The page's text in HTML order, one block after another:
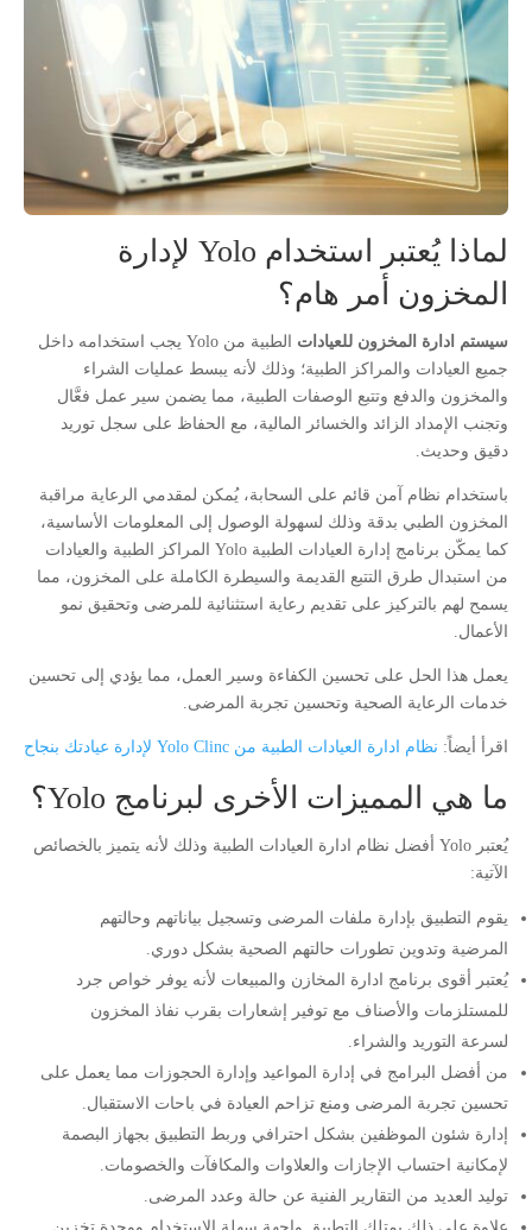
لماذا يُعتبر استخدام Yolo لإدارة
المخزون أمر هام؟
سيستم ادارة المخزون للعيادات
الطبية من Yolo يجب استخدامه داخل
جميع العيادات والمراكز الطبية؛ وذلك لأنه يبسط عمليات الشراء
والمخزون والدفع وتتبع الوصفات الطبية، مما يضمن سير عمل فعَّال
وتجنب الإمداد الزائد والخسائر المالية، مع الحفاظ على سجل توريد
دقيق وحديث.
باستخدام نظام آمن قائم على السحابة، يُمكن لمقدمي الرعاية مراقبة
المخزون الطبي بدقة وذلك لسهولة الوصول إلى المعلومات الأساسية،
كما يمكّن برنامج إدارة العيادات الطبية Yolo المراكز الطبية والعيادات
من استبدال طرق التتبع القديمة والسيطرة الكاملة على المخزون، مما
يسمح لهم بالتركيز على تقديم رعاية استثنائية للمرضى وتحقيق نمو
الأعمال.
يعمل هذا الحل على تحسين الكفاءة وسير العمل، مما يؤدي إلى تحسين
خدمات الرعاية الصحية وتحسين تجربة المرضى.
اقرأ أيضاً: نظام ادارة العيادات الطبية من Yolo Clinc لإدارة عيادتك بنجاح
ما هي المميزات الأخرى لبرنامج Yolo؟
يُعتبر Yolo أفضل نظام ادارة العيادات الطبية وذلك لأنه يتميز بالخصائص
الآتية:
يقوم التطبيق بإدارة ملفات المرضى وتسجيل بياناتهم وحالتهم
المرضية وتدوين تطورات حالتهم الصحية بشكل دوري.
يُعتبر أقوى برنامج ادارة المخازن والمبيعات لأنه يوفر خواص جرد
للمستلزمات والأصناف مع توفير إشعارات بقرب نفاذ المخزون
لسرعة التوريد والشراء.
من أفضل البرامج في إدارة المواعيد وإدارة الحجوزات مما يعمل على
تحسين تجربة المرضى ومنع تزاحم العيادة في باحات الاستقبال.
إدارة شئون الموظفين بشكل احترافي وربط التطبيق بجهاز البصمة
لإمكانية احتساب الإجازات والعلاوات والمكافآت والخصومات.
توليد العديد من التقارير الفنية عن حالة وعدد المرضى.